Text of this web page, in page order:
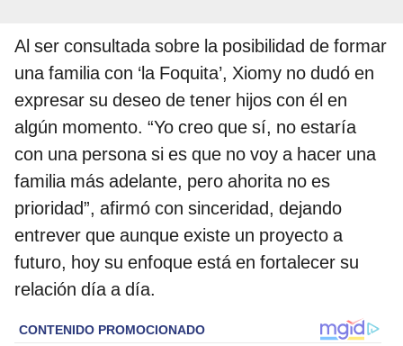
Al ser consultada sobre la posibilidad de formar
una familia con ‘la Foquita’, Xiomy no dudó en
expresar su deseo de tener hijos con él en
algún momento. “Yo creo que sí, no estaría
con una persona si es que no voy a hacer una
familia más adelante, pero ahorita no es
prioridad”, afirmó con sinceridad, dejando
entrever que aunque existe un proyecto a
futuro, hoy su enfoque está en fortalecer su
relación día a día.